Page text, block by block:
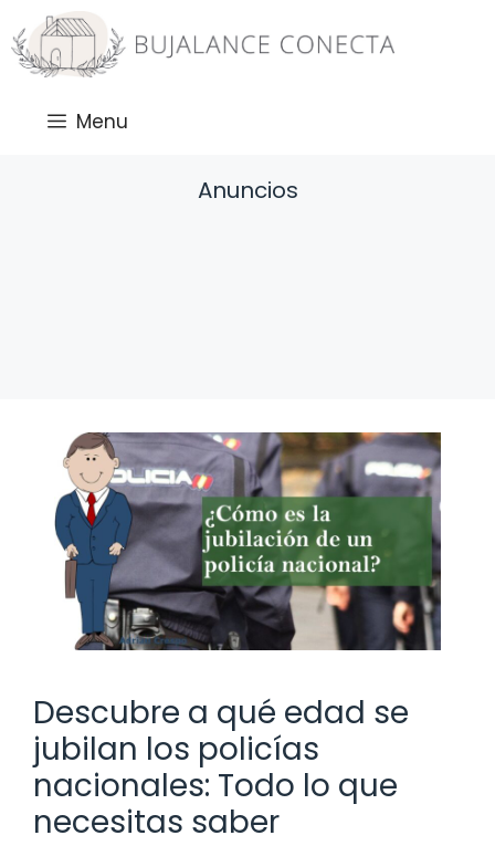
Saltar
al
contenido
Menu
Anuncios
Descubre a qué edad se
jubilan los policías
nacionales: Todo lo que
necesitas saber